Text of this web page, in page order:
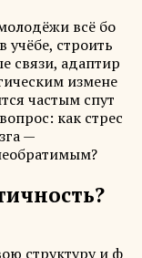
всё бо
учёбе, строить
связи, адаптир
измене
частым спут
как стрес
—
структуру и ф